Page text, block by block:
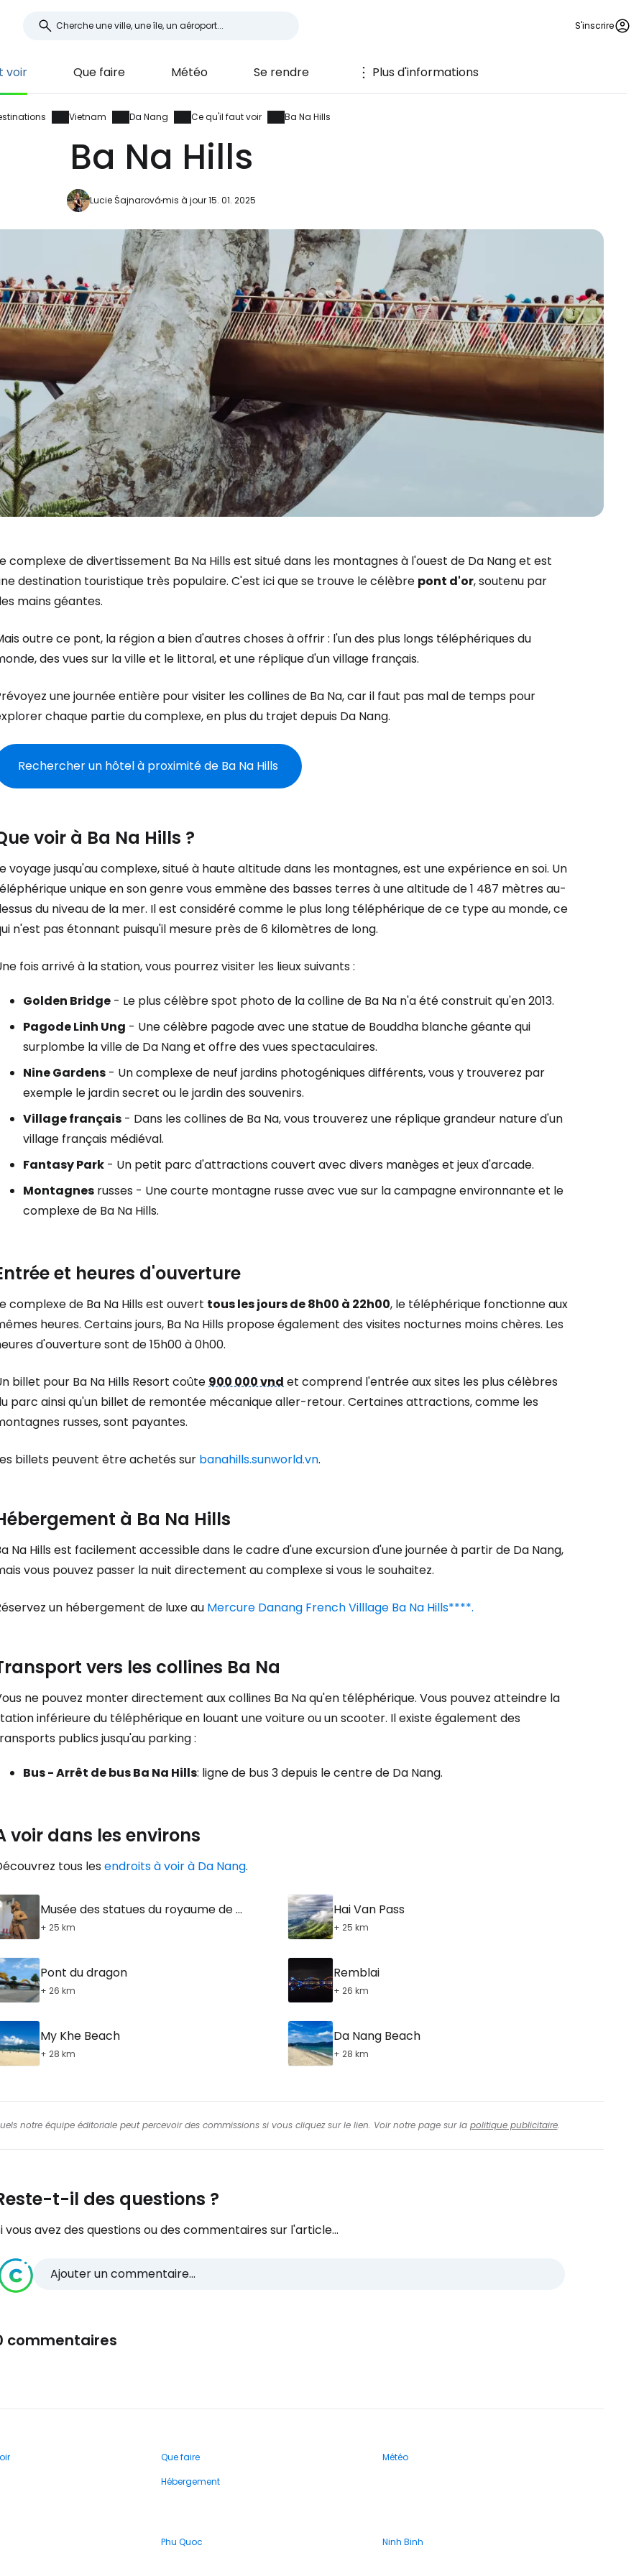
S'inscrire
voir Que faire Météo Se rendre Plus d'informations
Vietnam Da Nang Ce qu'il faut voir Ba Na Hills
Ba Na Hills
Lucie Šajnarovámis à jour 15. 01. 2025
complexe de divertissement Ba Na Hills est situé dans les montagnes à l'ouest de Da Nang et est
destination touristique très populaire. C'est ici que se trouve le célèbre pont d'or, soutenu par
mains géantes.
outre ce pont, la région a bien d'autres choses à offrir : l'un des plus longs téléphériques du
des vues sur la ville et le littoral, et une réplique d'un village français.
une journée entière pour visiter les collines de Ba Na, car il faut pas mal de temps pour
chaque partie du complexe, en plus du trajet depuis Da Nang.
Rechercher un hôtel à proximité de Ba Na Hills
voir à Ba Na Hills ?
voyage jusqu'au complexe, situé à haute altitude dans les montagnes, est une expérience en soi. Un
unique en son genre vous emmène des basses terres à une altitude de 1 487 mètres au-
du niveau de la mer. Il est considéré comme le plus long téléphérique de ce type au monde, ce
n'est pas étonnant puisqu'il mesure près de 6 kilomètres de long.
fois arrivé à la station, vous pourrez visiter les lieux suivants :
Golden Bridge - Le plus célèbre spot photo de la colline de Ba Na n'a été construit qu'en 2013.
Pagode Linh Ung - Une célèbre pagode avec une statue de Bouddha blanche géante qui
surplombe la ville de Da Nang et offre des vues spectaculaires.
Nine Gardens - Un complexe de neuf jardins photogéniques différents, vous y trouverez par
exemple le jardin secret ou le jardin des souvenirs.
Village français - Dans les collines de Ba Na, vous trouverez une réplique grandeur nature d'un
village français médiéval.
Fantasy Park - Un petit parc d'attractions couvert avec divers manèges et jeux d'arcade.
Montagnes russes - Une courte montagne russe avec vue sur la campagne environnante et le
complexe de Ba Na Hills.
et heures d'ouverture
complexe de Ba Na Hills est ouvert tous les jours de 8h00 à 22h00, le téléphérique fonctionne aux
heures. Certains jours, Ba Na Hills propose également des visites nocturnes moins chères. Les
d'ouverture sont de 15h00 à 0h00.
billet pour Ba Na Hills Resort coûte900 000 vndet comprend l'entrée aux sites les plus célèbres
parc ainsi qu'un billet de remontée mécanique aller-retour. Certaines attractions, comme les
russes, sont payantes.
billets peuvent être achetés sur banahills.sunworld.vn.
à Ba Na Hills
Na Hills est facilement accessible dans le cadre d'une excursion d'une journée à partir de Da Nang,
vous pouvez passer la nuit directement au complexe si vous le souhaitez.
un hébergement de luxe au Mercure Danang French Villlage Ba Na Hills****.
vers les collines Ba Na
ne pouvez monter directement aux collines Ba Na qu'en téléphérique. Vous pouvez atteindre la
inférieure du téléphérique en louant une voiture ou un scooter. Il existe également des
publics jusqu'au parking :
Bus - Arrêt de bus Ba Na Hills: ligne de bus 3 depuis le centre de Da Nang.
voir dans les environs
tous lesendroits à voir à Da Nang.
Musée des statues du royaume de Cham
+ 25 km
Hai Van Pass
+ 25 km
Pont du dragon
+ 26 km
Remblai
+ 26 km
My Khe Beach
+ 28 km
Da Nang Beach
+ 28 km
notre équipe éditoriale peut percevoir des commissions si vous cliquez sur le lien. Voir notre page sur la politique publicitaire.
t-il des questions ?
vous avez des questions ou des commentaires sur l'article...
Ajouter un commentaire...
commentaires
Que faire
Météo
Hébergement
Phu Quoc Ninh Binh
Se connecter à Cestee
Continuer avec Facebook
Poursuivre avec le courrier électronique